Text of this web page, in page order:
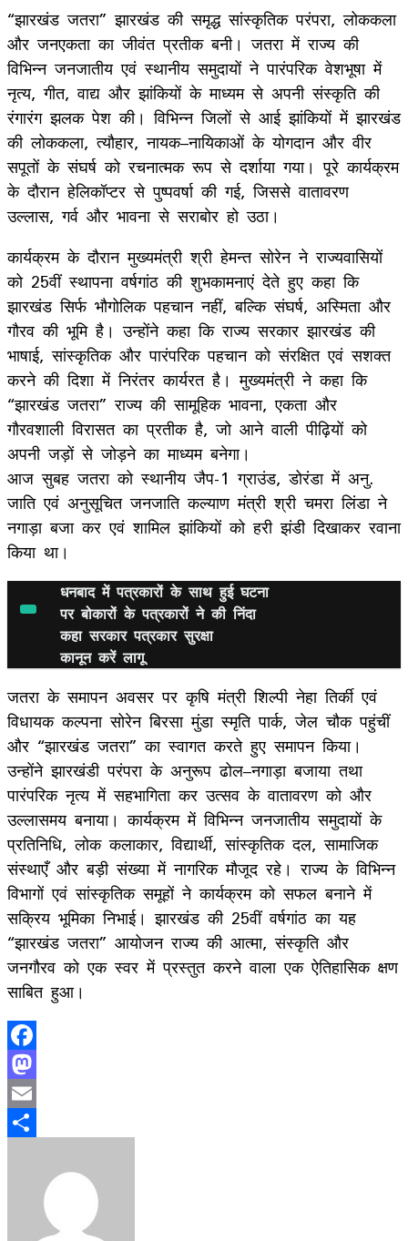
“झारखंड जतरा” झारखंड की समृद्ध सांस्कृतिक परंपरा, लोककला
और जनएकता का जीवंत प्रतीक बनी। जतरा में राज्य की
विभिन्न जनजातीय एवं स्थानीय समुदायों ने पारंपरिक वेशभूषा में
नृत्य, गीत, वाद्य और झांकियों के माध्यम से अपनी संस्कृति की
रंगारंग झलक पेश की। विभिन्न जिलों से आई झांकियों में झारखंड
की लोककला, त्यौहार, नायक–नायिकाओं के योगदान और वीर
सपूतों के संघर्ष को रचनात्मक रूप से दर्शाया गया। पूरे कार्यक्रम
के दौरान हेलिकॉप्टर से पुष्पवर्षा की गई, जिससे वातावरण
उल्लास, गर्व और भावना से सराबोर हो उठा।
कार्यक्रम के दौरान मुख्यमंत्री श्री हेमन्त सोरेन ने राज्यवासियों
को 25वीं स्थापना वर्षगांठ की शुभकामनाएं देते हुए कहा कि
झारखंड सिर्फ भौगोलिक पहचान नहीं, बल्कि संघर्ष, अस्मिता और
गौरव की भूमि है। उन्होंने कहा कि राज्य सरकार झारखंड की
भाषाई, सांस्कृतिक और पारंपरिक पहचान को संरक्षित एवं सशक्त
करने की दिशा में निरंतर कार्यरत है। मुख्यमंत्री ने कहा कि
“झारखंड जतरा” राज्य की सामूहिक भावना, एकता और
गौरवशाली विरासत का प्रतीक है, जो आने वाली पीढ़ियों को
अपनी जड़ों से जोड़ने का माध्यम बनेगा।
आज सुबह जतरा को स्थानीय जैप-1 ग्राउंड, डोरंडा में अनु.
जाति एवं अनुसूचित जनजाति कल्याण मंत्री श्री चमरा लिंडा ने
नगाड़ा बजा कर एवं शामिल झांकियों को हरी झंडी दिखाकर रवाना
किया था।
धनबाद में पत्रकारों के साथ हुई घटना
पर बोकारों के पत्रकारों ने की निंदा
कहा सरकार पत्रकार सुरक्षा
कानून करें लागू
जतरा के समापन अवसर पर कृषि मंत्री शिल्पी नेहा तिर्की एवं
विधायक कल्पना सोरेन बिरसा मुंडा स्मृति पार्क, जेल चौक पहुंचीं
और “झारखंड जतरा” का स्वागत करते हुए समापन किया।
उन्होंने झारखंडी परंपरा के अनुरूप ढोल–नगाड़ा बजाया तथा
पारंपरिक नृत्य में सहभागिता कर उत्सव के वातावरण को और
उल्लासमय बनाया। कार्यक्रम में विभिन्न जनजातीय समुदायों के
प्रतिनिधि, लोक कलाकार, विद्यार्थी, सांस्कृतिक दल, सामाजिक
संस्थाएँ और बड़ी संख्या में नागरिक मौजूद रहे। राज्य के विभिन्न
विभागों एवं सांस्कृतिक समूहों ने कार्यक्रम को सफल बनाने में
सक्रिय भूमिका निभाई। झारखंड की 25वीं वर्षगांठ का यह
“झारखंड जतरा” आयोजन राज्य की आत्मा, संस्कृति और
जनगौरव को एक स्वर में प्रस्तुत करने वाला एक ऐतिहासिक क्षण
साबित हुआ।
Facebook
Mastodon
Email